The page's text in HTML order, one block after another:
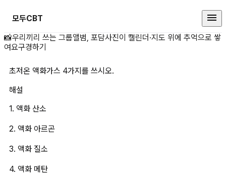
모두CBT
초저온 액화가스 4가지를 쓰시오.
📸우리끼리 쓰는 그룹앨범, 포담사진이 캘린더·지도 위에 추억으로 쌓
여요구경하기
초저온 액화가스 4가지를 쓰시오.
해설
1. 액화 산소
2. 액화 아르곤
3. 액화 질소
4. 액화 메탄